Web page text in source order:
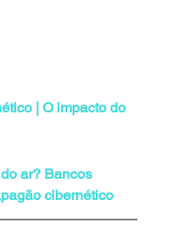
| O impacto do
ar? Bancos
cibernético